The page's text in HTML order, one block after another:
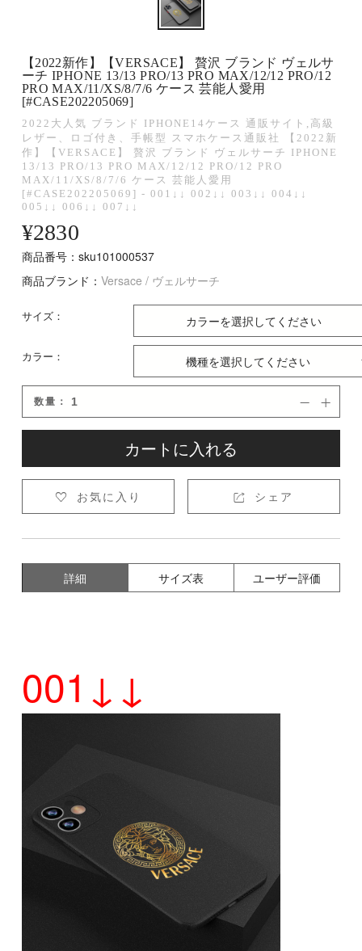
【2022新作】【VERSACE】 贅沢 ブランド ヴェルサ
ーチ IPHONE 13/13 PRO/13 PRO MAX/12/12 PRO/12
PRO MAX/11/XS/8/7/6 ケース 芸能人愛用
[#CASE202205069]
2022大人気 ブランド IPHONE14ケース 通販サイト,高級
レザー、ロゴ付き、手帳型 スマホケース通販社 【2022新
作】【VERSACE】 贅沢 ブランド ヴェルサーチ IPHONE
13/13 PRO/13 PRO MAX/12/12 PRO/12 PRO
MAX/11/XS/8/7/6 ケース 芸能人愛用
[#CASE202205069] - 001↓↓ 002↓↓ 003↓↓ 004↓↓
005↓↓ 006↓↓ 007↓↓
¥2830
商品番号：sku101000537
商品ブランド： Versace / ヴェルサーチ
サイズ：
カラー：
数量： 

カートに入れる
 お気に入り  シェア
詳細 サイズ表 ユーザー評価
001↓↓